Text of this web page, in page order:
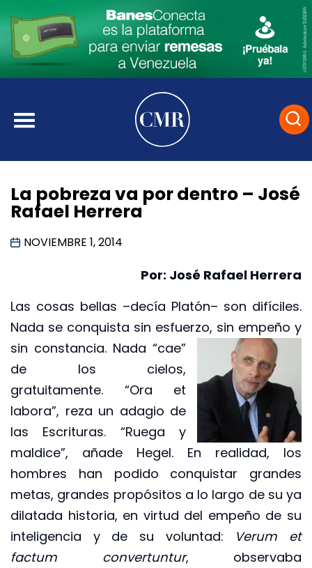
La pobreza va por dentro – José
Rafael Herrera
NOVIEMBRE 1, 2014
Por: José Rafael Herrera
Las cosas bellas –decía Platón– son difíciles.
Nada se conquista sin esfuerzo, sin empeño y
sin constancia. Nada “cae”
de los cielos,
gratuitamente. “Ora et
labora”, reza un adagio de
las Escrituras. “Ruega y
maldice”, añade Hegel. En realidad, los
hombres han podido conquistar grandes
metas, grandes propósitos a lo largo de su ya
dilatada historia, en virtud del empeño de su
inteligencia y de su voluntad:
Verum et
factum convertuntur, observaba